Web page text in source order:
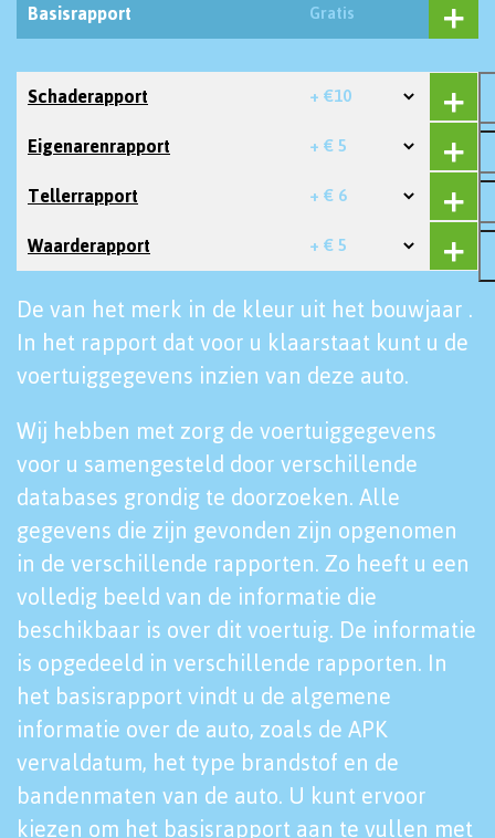
Basisrapport Gratis
Schaderapport + €10
Eigenarenrapport + € 5
Tellerrapport + € 6
Waarderapport + € 5
De van het merk in de kleur uit het bouwjaar .
In het rapport dat voor u klaarstaat kunt u de
voertuiggegevens inzien van deze auto.
Wij hebben met zorg de voertuiggegevens
voor u samengesteld door verschillende
databases grondig te doorzoeken. Alle
gegevens die zijn gevonden zijn opgenomen
in de verschillende rapporten. Zo heeft u een
volledig beeld van de informatie die
beschikbaar is over dit voertuig. De informatie
is opgedeeld in verschillende rapporten. In
het basisrapport vindt u de algemene
informatie over de auto, zoals de APK
vervaldatum, het type brandstof en de
bandenmaten van de auto. U kunt ervoor
kiezen om het basisrapport aan te vullen met